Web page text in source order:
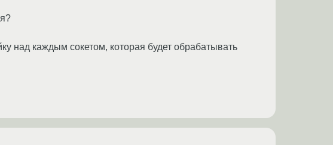
над каждым сокетом, которая будет обрабатывать